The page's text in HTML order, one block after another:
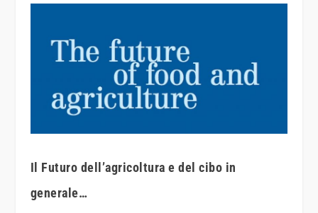
Il Futuro dell’agricoltura e del cibo in
generale…